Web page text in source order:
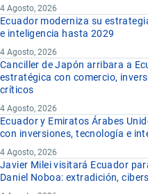
4 Agosto, 2026
Ecuador moderniza su
e inteligencia hasta 2029
4 Agosto, 2026
Canciller de Japón arribara a
estratégica con comercio,
críticos
4 Agosto, 2026
Ecuador y Emiratos Árabes
con inversiones, tecnología e
4 Agosto, 2026
Javier Milei visitará Ecuador
Daniel Noboa: extradición,